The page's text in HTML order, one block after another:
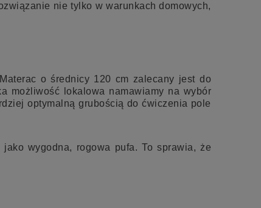
nie tylko w warunkach domowych,
o średnicy 120 cm zalecany jest do
możliwość lokalowa namawiamy na wybór
optymalną grubością do ćwiczenia pole
wygodna, rogowa pufa. To sprawia, że